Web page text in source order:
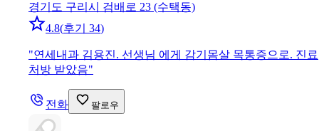
경기도 구리시 검배로 23 (수택동)
4.8(후기 34)
"연세내과 김용진. 선생님 에게 감기몸살 목통증으로. 진료
처방 받았음"
전화 팔로우